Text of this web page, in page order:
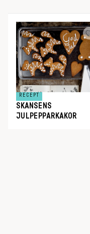
RECEPT
SKANSENS
JULPEPPARKAKOR